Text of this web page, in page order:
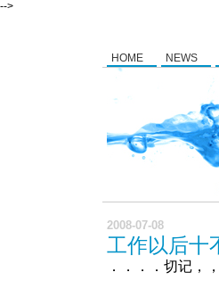
-->
HOME NEWS
2008-07-08
工作以后十
．．．．切记，